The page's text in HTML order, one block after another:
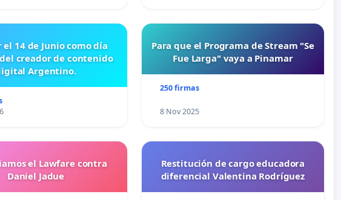
14 de Junio como día
creador de contenido
Argentino.
Para que el Programa de Stream "Se
Fue Larga" vaya a Pinamar
250 firmas
8 Nov 2025
el Lawfare contra
Daniel Jadue
Restitución de cargo educadora
diferencial Valentina Rodríguez